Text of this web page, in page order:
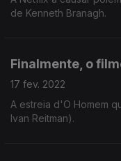
de Kenneth Branagh.
Finalmente, o
17 fev. 2022
A estreia d'O Homem
Ivan Reitman).